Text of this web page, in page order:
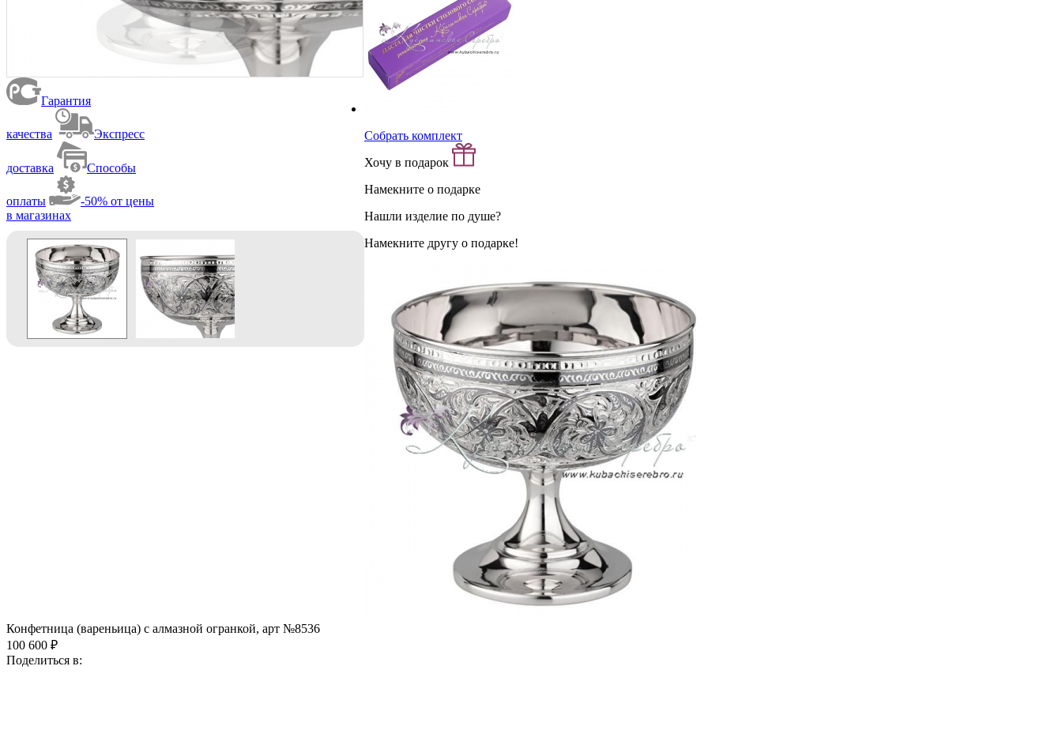
Гарантия
качества Экспресс
доставка Способы
оплаты
-50% от цены
в магазинах
Собрать комплект
Хочу в подарок
Намекните о подарке
Нашли изделие по душе?
Намекните другу о подарке!
Конфетница (вареньица) с алмазной огранкой, арт №8536
100 600 ₽
Поделиться в: